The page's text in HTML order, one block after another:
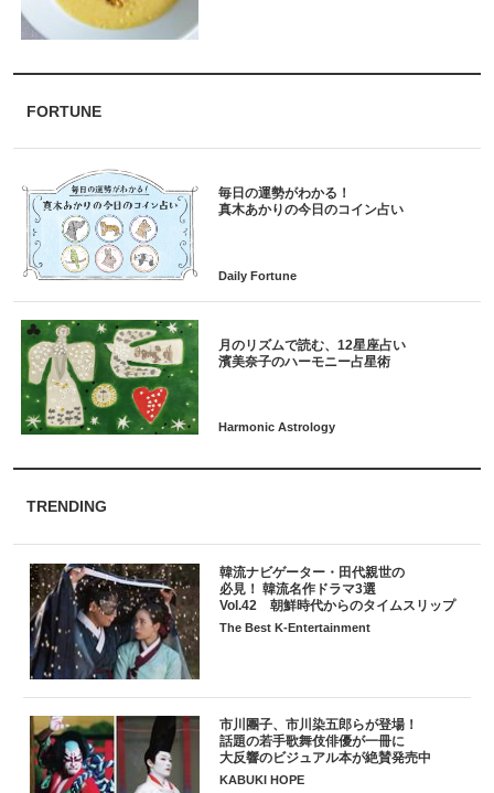
FORTUNE
毎日の運勢がわかる！
月のリズムで読む、12星座占い
TRENDING
韓流ナビゲーター・田代親世の
必見！ 韓流名作ドラマ3選
Vol.42 朝鮮時代からのタイムスリップ
The Best K-Entertainment
市川團子、市川染五郎らが登場！
話題の若手歌舞伎俳優が一冊に
大反響のビジュアル本が絶賛発売中
KABUKI HOPE